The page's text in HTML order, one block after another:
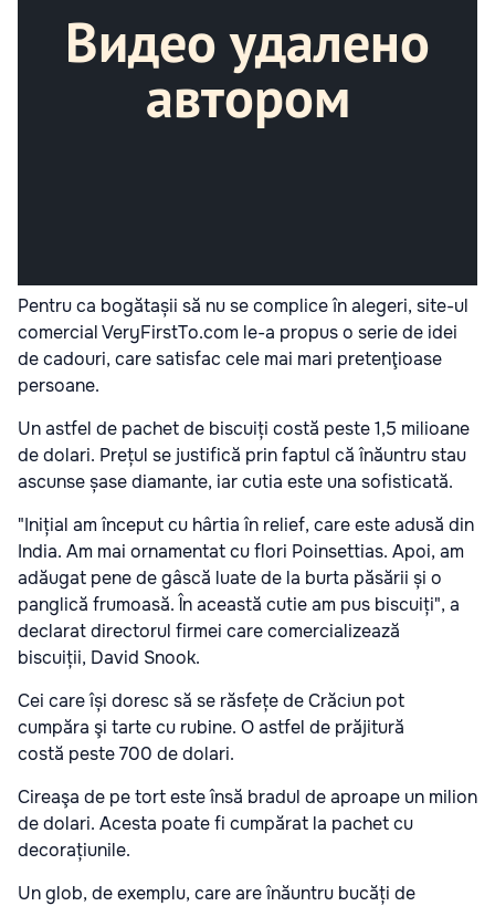
Pentru ca bogătașii să nu se complice în alegeri, site-ul
comercial VeryFirstTo.com le-a propus o serie de idei
de cadouri, care satisfac cele mai mari pretenţioase
persoane.
Un astfel de pachet de biscuiți costă peste 1,5 milioane
de dolari. Prețul se justifică prin faptul că înăuntru stau
ascunse șase diamante, iar cutia este una sofisticată.
"Inițial am început cu hârtia în relief, care este adusă din
India. Am mai ornamentat cu flori Poinsettias. Apoi, am
adăugat pene de gâscă luate de la burta păsării și o
panglică frumoasă. În această cutie am pus biscuiți", a
declarat directorul firmei care comercializează
biscuiții, David Snook.
Cei care își doresc să se răsfețe de Crăciun pot
cumpăra şi tarte cu rubine. O astfel de prăjitură
costă peste 700 de dolari.
Cireaşa de pe tort este însă bradul de aproape un milion
de dolari. Acesta poate fi cumpărat la pachet cu
decorațiunile.
Un glob, de exemplu, care are înăuntru bucăți de